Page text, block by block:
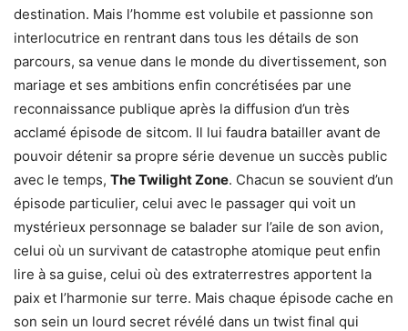
destination. Mais l’homme est volubile et passionne son
interlocutrice en rentrant dans tous les détails de son
parcours, sa venue dans le monde du divertissement, son
mariage et ses ambitions enfin concrétisées par une
reconnaissance publique après la diffusion d’un très
acclamé épisode de sitcom. Il lui faudra batailler avant de
pouvoir détenir sa propre série devenue un succès public
avec le temps, The Twilight Zone. Chacun se souvient d’un
épisode particulier, celui avec le passager qui voit un
mystérieux personnage se balader sur l’aile de son avion,
celui où un survivant de catastrophe atomique peut enfin
lire à sa guise, celui où des extraterrestres apportent la
paix et l’harmonie sur terre. Mais chaque épisode cache en
son sein un lourd secret révélé dans un twist final qui